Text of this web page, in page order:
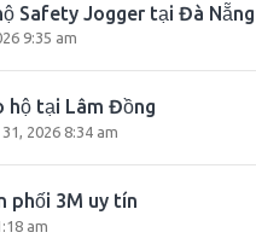
Safety Jogger tại Đà Nẵng
9:35 am
hộ tại Lâm Đồng
2026 8:34 am
phối 3M uy tín
am